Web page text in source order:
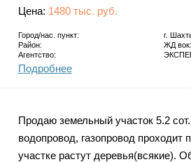
Цена: 1480 тыс. руб.
Город/нас. пункт: г.
Район:
ЖД
Агентство:
Подробнее
Продаю земельный участок 5.2
водопровод, газопровод проходит
участке растут деревья(всякие).